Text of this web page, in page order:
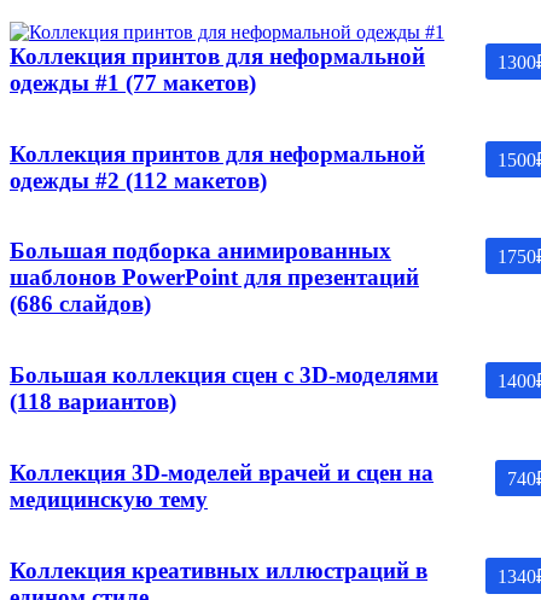
1300
Коллекция принтов для неформальной
одежды #1 (77 макетов)
1500
Коллекция принтов для неформальной
одежды #2 (112 макетов)
1750
Большая подборка анимированных
шаблонов PowerPoint для презентаций
(686 слайдов)
1400
Большая коллекция сцен с 3D-моделями
(118 вариантов)
740
Коллекция 3D-моделей врачей и сцен на
медицинскую тему
1340
Коллекция креативных иллюстраций в